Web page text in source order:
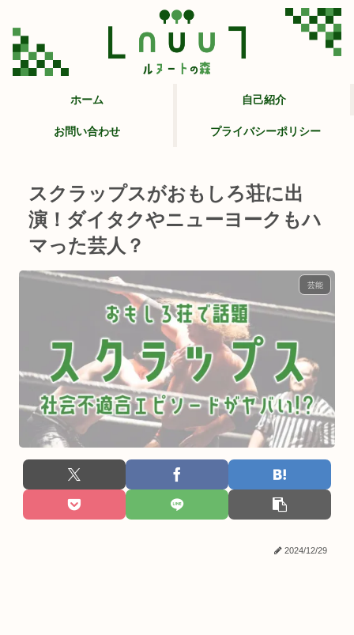
ホーム 自己紹介
お問い合わせ プライバシーポリシー
スクラップスがおもしろ荘に出
演！ダイタクやニューヨークもハ
マった芸人？
芸能
2024/12/29